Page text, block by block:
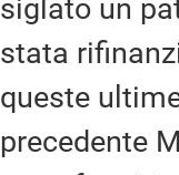
siglato un
stata
queste
precedente